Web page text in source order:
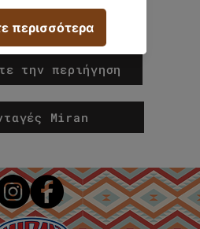
την περιήγηση
Miran